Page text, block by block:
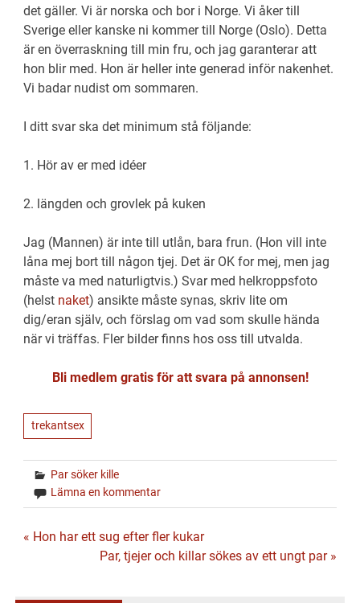
det gäller. Vi är norska och bor i Norge. Vi åker till
Sverige eller kanske ni kommer till Norge (Oslo). Detta
är en överraskning till min fru, och jag garanterar att
hon blir med. Hon är heller inte generad inför nakenhet.
Vi badar nudist om sommaren.
I ditt svar ska det minimum stå följande:
1. Hör av er med idéer
2. längden och grovlek på kuken
Jag (Mannen) är inte till utlån, bara frun. (Hon vill inte
låna mej bort till någon tjej. Det är OK for mej, men jag
måste va med naturligtvis.) Svar med helkroppsfoto
(helst naket) ansikte måste synas, skriv lite om
dig/eran själv, och förslag om vad som skulle hända
när vi träffas. Fler bilder finns hos oss till utvalda.
Bli medlem gratis för att svara på annonsen!
trekantsex
Par söker kille
Lämna en kommentar
Inläggsnavigering
« Hon har ett sug efter fler kukar
Par, tjejer och killar sökes av ett ungt par »